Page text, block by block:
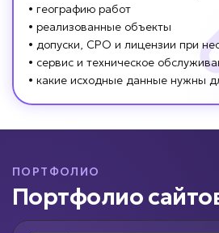
• географию работ
• реализованные объекты
• допуски, СРО и лицензии при
• сервис и техническое
• какие исходные данные нужны
ПОРТФОЛИО
Портфолио